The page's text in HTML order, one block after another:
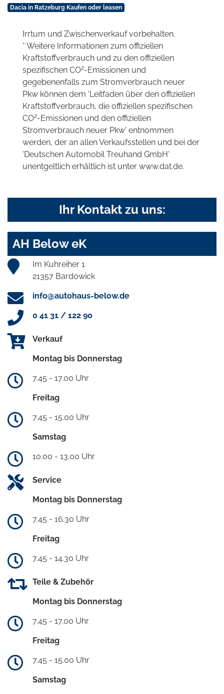
Dacia in Ratzeburg Kaufen oder leasen
Irrtum und Zwischenverkauf vorbehalten.
* Weitere Informationen zum offiziellen
Kraftstoffverbrauch und zu den offiziellen
spezifischen CO2-Emissionen und
gegebenenfalls zum Stromverbrauch neuer
Pkw können dem 'Leitfaden über den offiziellen
Kraftstoffverbrauch, die offiziellen spezifischen
CO2-Emissionen und den offiziellen
Stromverbrauch neuer Pkw' entnommen
werden, der an allen Verkaufsstellen und bei der
'Deutschen Automobil Treuhand GmbH'
unentgeltlich erhältlich ist unter www.dat.de.
Ihr Kontakt zu uns:
AH Below eK
Im Kuhreiher 1
21357 Bardowick
info@autohaus-below.de
0 41 31 / 122 90
Verkauf
Montag bis Donnerstag
7.45 - 17.00 Uhr
Freitag
7.45 - 15.00 Uhr
Samstag
10.00 - 13.00 Uhr
Service
Montag bis Donnerstag
7.45 - 16.30 Uhr
Freitag
7.45 - 14.30 Uhr
Teile & Zubehör
Montag bis Donnerstag
7.45 - 17.00 Uhr
Freitag
7.45 - 15.00 Uhr
Samstag